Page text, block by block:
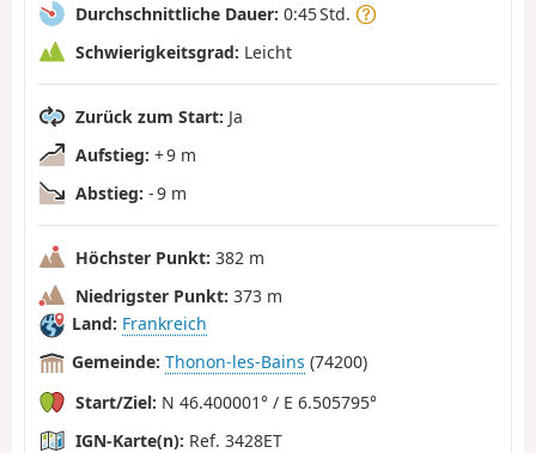
Durchschnittliche Dauer: 0:45 Std.
Schwierigkeitsgrad: Leicht
Zurück zum Start: Ja
Aufstieg: + 9 m
Abstieg: - 9 m
Höchster Punkt: 382 m
Niedrigster Punkt: 373 m
Land: Frankreich
Gemeinde: Thonon-les-Bains (74200)
Start/Ziel: N 46.400001° / E 6.505795°
IGN-Karte(n): Ref. 3428ET